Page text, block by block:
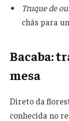
Truque de
chás para
Bacaba:
mesa
Direto da
conhecida no